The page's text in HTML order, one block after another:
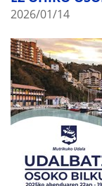
2026/01/14